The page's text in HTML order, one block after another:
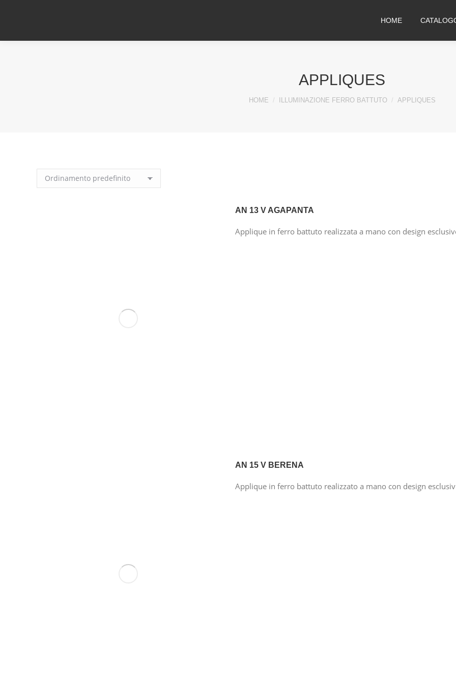
HOME
APPLIQUES
You are here:
HOME ILLUMINAZIONE FERRO BATTUTO APPLIQUES
AN 13 V AGAPANTA
Applique in ferro battuto realizzata a mano con design
AN 15 V BERENA
Applique in ferro battuto realizzato a mano con design